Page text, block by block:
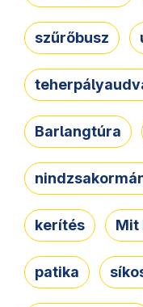
szűrőbusz
Barlangtúra
kerítés Mit
patika